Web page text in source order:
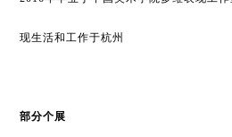
现⽣活和⼯作于杭州
部分个展